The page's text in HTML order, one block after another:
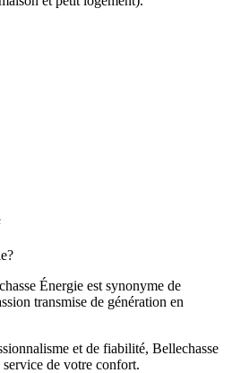
Énergie est synonyme de
transmise de génération en
et de fiabilité, Bellechasse
de votre confort.